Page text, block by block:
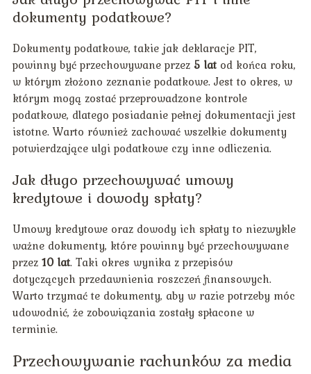
dokumenty podatkowe?
Dokumenty podatkowe, takie jak deklaracje PIT,
powinny być przechowywane przez 5 latod końca roku,
w którym złożono zeznanie podatkowe. Jest to okres, w
którym mogą zostać przeprowadzone kontrole
podatkowe, dlatego posiadanie pełnej dokumentacji jest
istotne. Warto również zachować wszelkie dokumenty
potwierdzające ulgi podatkowe czy inne odliczenia.
Jak długo przechowywać umowy
kredytowe i dowody spłaty?
Umowy kredytowe oraz dowody ich spłaty to niezwykle
ważne dokumenty, które powinny być przechowywane
przez 10 lat. Taki okres wynika z przepisów
dotyczących przedawnienia roszczeń finansowych.
Warto trzymać te dokumenty, aby w razie potrzeby móc
udowodnić, że zobowiązania zostały spłacone w
terminie.
Przechowywanie rachunków za media